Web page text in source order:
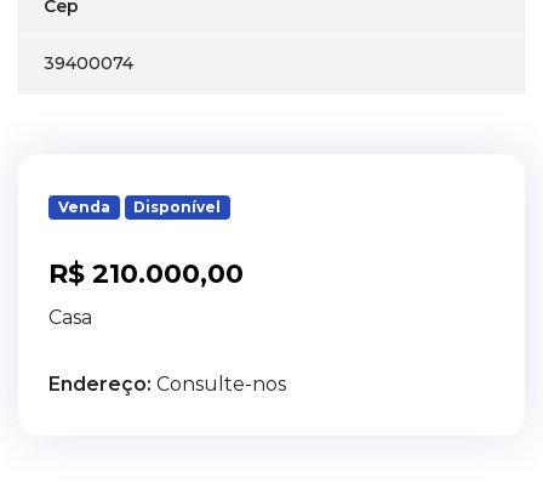
Cep
39400074
Venda Disponível
R$ 210.000,00
Casa
Endereço: Consulte-nos